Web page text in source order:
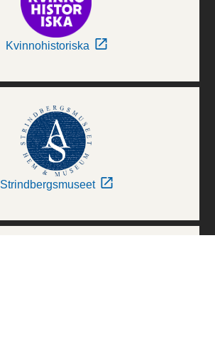
Kvinnohistoriska
Strindbergsmuseet